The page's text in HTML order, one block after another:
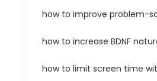
how to improve problem-
how to increase BDNF
how to limit screen time